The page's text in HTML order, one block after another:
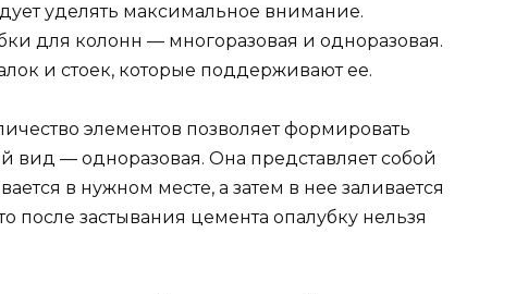
уделять максимальное внимание.
для колонн — многоразовая и одноразовая.
и стоек, которые поддерживают ее.
элементов позволяет формировать
вид — одноразовая. Она представляет собой
в нужном месте, а затем в нее заливается
после застывания цемента опалубку нельзя